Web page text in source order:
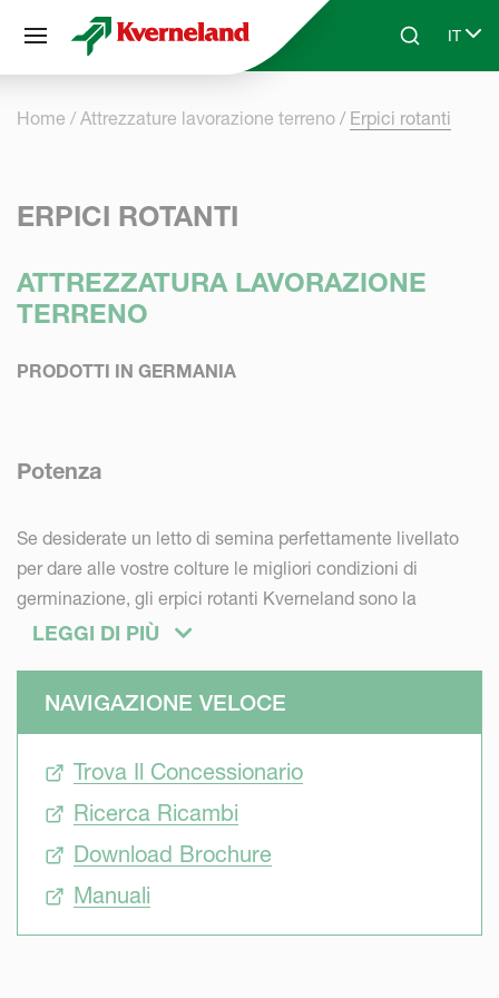
Skip to main contentSearchIT
Select
Home Attrezzature lavorazione terreno Erpici rotanti
ERPICI ROTANTI
ATTREZZATURA LAVORAZIONE
TERRENO
PRODOTTI IN GERMANIA
Potenza
Se desiderate un letto di semina perfettamente livellato
per dare alle vostre colture le migliori condizioni di
germinazione, gli erpici rotanti Kverneland sono la
soluzione. Sono dotati di 4 rotori per metro e di
Se desiderate una macchina longeva, che sia in grado di
far fronte alle sollecitazioni, ma con peso ridotto,
autoportante e baricentro ravvicinato al trattore. Questo
garantisce minor richiesta di potenza di sollevamento e
LEGGI DI PIÙ
NAVIGAZIONE VELOCE
Trova Il Concessionario
Ricerca Ricambi
Download Brochure
Manuali
Pannello di gestione dei cookies